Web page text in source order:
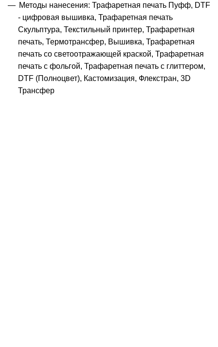
Методы нанесения: Трафаретная печать Пуфф, DTF
- цифровая вышивка, Трафаретная печать
Скульптура, Текстильный принтер, Трафаретная
печать, Термотрансфер, Вышивка, Трафаретная
печать со светоотражающей краской, Трафаретная
печать с фольгой, Трафаретная печать с глиттером,
DTF (Полноцвет), Кастомизация, Флекстран, 3D
Трансфер